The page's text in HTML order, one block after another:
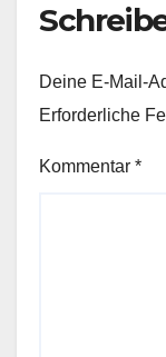
Deine E-Mail-
Erforderliche
Kommentar *